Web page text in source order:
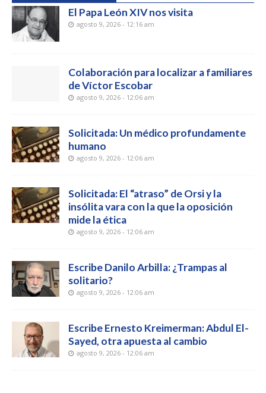
El Papa León XIV nos visita
agosto 9, 2026 - 12:16 am
Colaboración para localizar a familiares
de Víctor Escobar
agosto 9, 2026 - 12:06 am
Solicitada: Un médico profundamente
humano
agosto 9, 2026 - 12:06 am
Solicitada: El “atraso” de Orsi y la
insólita vara con la que la oposición
mide la ética
agosto 9, 2026 - 12:06 am
Escribe Danilo Arbilla: ¿Trampas al
solitario?
agosto 9, 2026 - 12:06 am
Escribe Ernesto Kreimerman: Abdul El-
Sayed, otra apuesta al cambio
agosto 9, 2026 - 12:06 am